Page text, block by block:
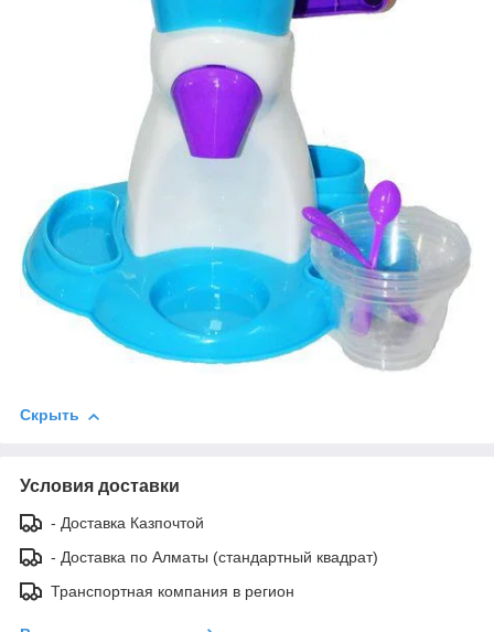
Скрыть
Условия доставки
- Доставка Казпочтой
- Доставка по Алматы (стандартный квадрат)
Транспортная компания в регион